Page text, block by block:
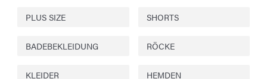
PLUS SIZE SHORTS
BADEBEKLEIDUNG RÖCKE
KLEIDER HEMDEN